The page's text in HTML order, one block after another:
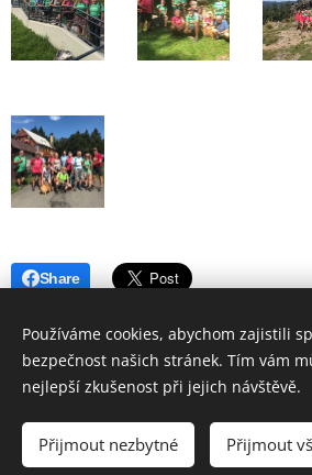
Share
© 2019 Hostinec u nádraží Červenka |
Vytvořeno službouWebnode
Používáme cookies, abychom zajistili
bezpečnost našich stránek. Tím vám
nejlepší zkušenost při jejich návštěvě.
Přijmout nezbytné Přijmout